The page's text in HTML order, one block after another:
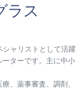
ラス
シャリストとして活躍
ターです。主に中小
、薬事審査、調剤、